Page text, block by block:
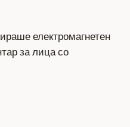
електромагнетен
за лица со